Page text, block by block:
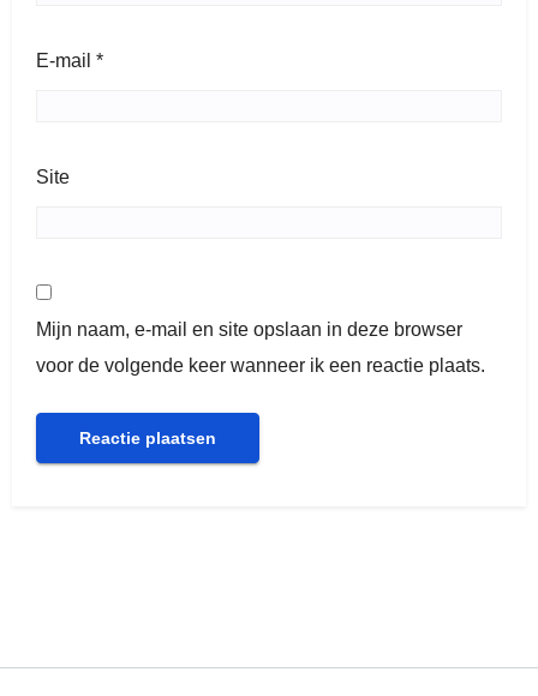
E-mail *
Site
Mijn naam, e-mail en site opslaan in deze browser
voor de volgende keer wanneer ik een reactie plaats.